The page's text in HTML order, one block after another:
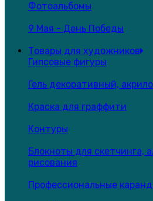
Фотоальбомы
9 Мая - День Победы
Товары для художников
Гипсовые фигуры
Гель декоративный,
Краска для граффити
Контуры
Блокноты для скетчинга,
рисования
Профессиональные